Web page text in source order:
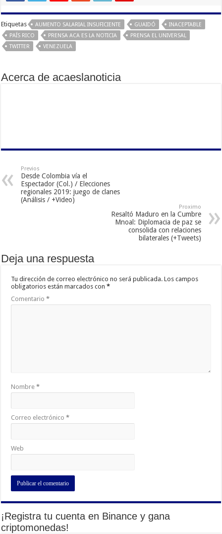
Etiquetas AUMENTO SALARIAL INSUFICIENTE GUAIDÓ
INACEPTABLE
PAÍS RICO
PRENSA ACA ES LA NOTICIA
PRENSA EL UNIVERSAL
TWITTER
VENEZUELA
Acerca de acaeslanoticia
Previos
Desde Colombia vía el
Espectador (Col.) / Elecciones
regionales 2019: juego de clanes
(Análisis / +Video)
Proximo
Resaltó Maduro en la Cumbre
Mnoal: Diplomacia de paz se
consolida con relaciones
bilaterales (+Tweets)
Deja una respuesta
Tu dirección de correo electrónico no será publicada. Los campos
obligatorios están marcados con*
Comentario*
Nombre*
Correo electrónico*
Web
¡Registra tu cuenta en Binance y gana
criptomonedas!